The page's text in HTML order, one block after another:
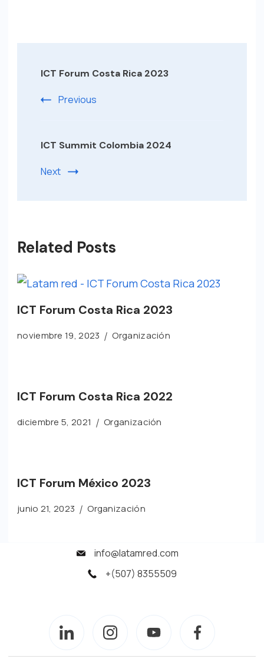
ICT Forum Costa Rica 2023
Previous
ICT Summit Colombia 2024
Next
Related Posts
ICT Forum Costa Rica 2023
noviembre 19, 2023 Organización
ICT Forum Costa Rica 2022
diciembre 5, 2021 Organización
ICT Forum México 2023
junio 21, 2023 Organización
info@latamred.com
+(507) 8355509